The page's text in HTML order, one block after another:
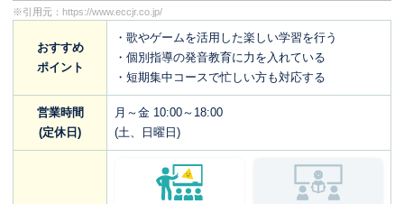
※引用元： https://www.eccjr.co.jp/
おすすめ
ポイント
・歌やゲームを活用した楽しい学習を行う
・個別指導の発音教育に力を入れている
・短期集中コースで忙しい方も対応する
営業時間
(定休日)
月～金 10:00～18:00
(土、日曜日)